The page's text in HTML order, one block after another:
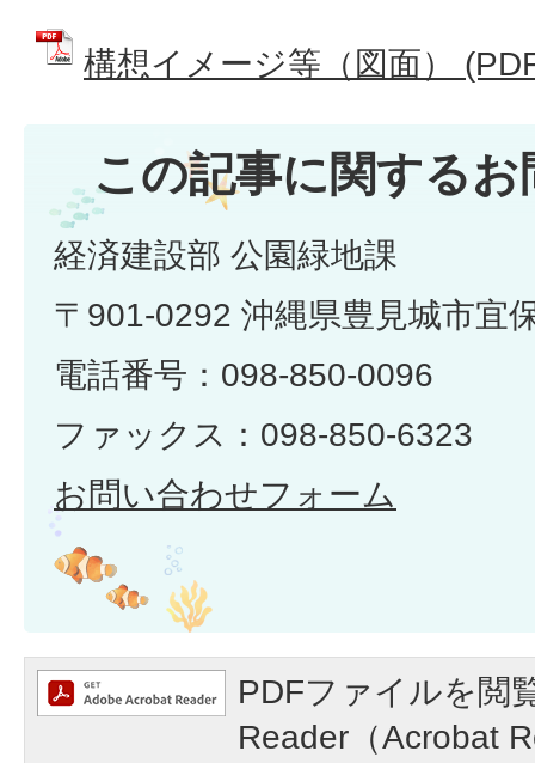
構想イメージ等（図面）
この記事に関する
経済建設部 公園緑地課
〒901-0292 沖縄県豊見城市宜
電話番号：098-850-0096
ファックス：098-850-6323
お問い合わせフォーム
PDFファイルを閲
Reader（Acrobat